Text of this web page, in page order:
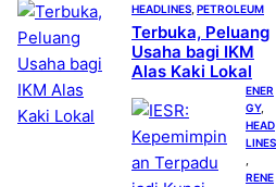
HEADLINES PETROLEUM
Terbuka, Peluang
Usaha bagi IKM
Alas Kaki Lokal
ENER
GY
HEAD
LINES
RENE